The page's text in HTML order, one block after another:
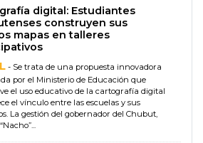
digital: Estudiantes
construyen sus
mapas en talleres
- Se trata de una propuesta innovadora
por el Ministerio de Educación que
el uso educativo de la cartografía digital
el vínculo entre las escuelas y sus
La gestión del gobernador del Chubut,